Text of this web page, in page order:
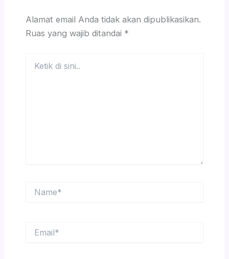
Alamat email Anda tidak akan dipublikasikan.
Ruas yang wajib ditandai *